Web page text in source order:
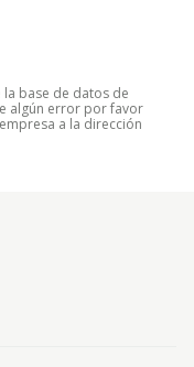
base de datos de
algún error por favor
a la dirección